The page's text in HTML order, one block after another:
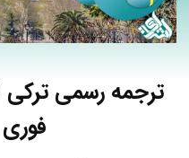
ترجمه رسمی ترکی
فوری